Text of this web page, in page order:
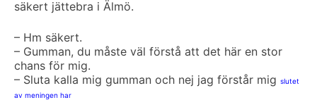
säkert jättebra i Älmö.
– Hm säkert.
– Gumman, du måste väl förstå att det här en stor
chans för mig.
– Sluta kalla mig gumman och nej jag förstår mig slutet
av meningen har